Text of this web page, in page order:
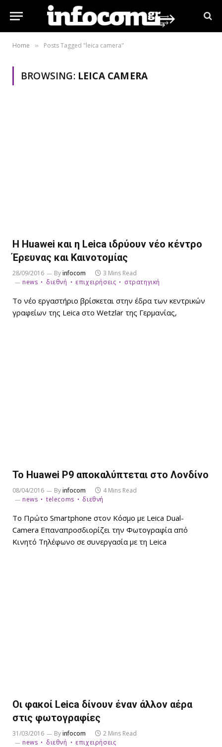
Home » Posts Tagged "leica camera"
BROWSING: LEICA CAMERA
Η Huawei και η Leica ιδρύουν νέο κέντρο
Έρευνας και Καινοτομίας
28/09/2016 Byinfocom
3 Mins Read
news
διεθνή επιχειρήσεις στρατηγική
Το νέο εργαστήριο βρίσκεται στην έδρα των κεντρικών
γραφείων της Leica στο Wetzlar της Γερμανίας,
To Huawei P9 αποκαλύπτεται στο Λονδίνο
08/04/2016 Byinfocom
4 Mins Read
news
telecoms διεθνή
Το Πρώτο Smartphone στον Κόσμο με Leica Dual-
Camera Επαναπροσδιορίζει την Φωτογραφία από
Κινητό Τηλέφωνο σε συνεργασία με τη Leica
Οι φακοί Leica δίνουν έναν άλλον αέρα
στις φωτογραφίες
31/03/2016 Byinfocom
2 Mins Read
news
διεθνή επιχειρήσεις